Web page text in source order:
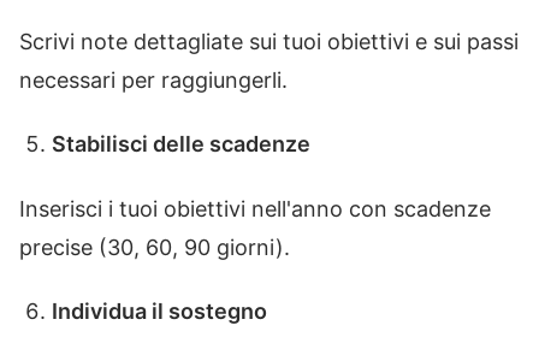
Scrivi note dettagliate sui tuoi obiettivi e sui passi
necessari per raggiungerli.
Stabilisci delle scadenze
Inserisci i tuoi obiettivi nell'anno con scadenze
precise (30, 60, 90 giorni).
Individua il sostegno